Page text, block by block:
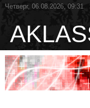
Четверг, 06.08.2026, 09:31